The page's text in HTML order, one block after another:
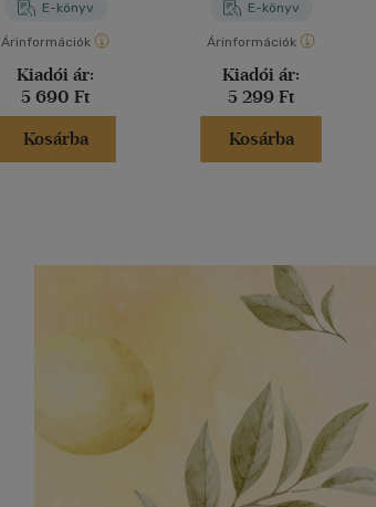
E-könyv
Árinformációk
Kiadói ár:
5 690 Ft
Kosárba
E-könyv
Árinformációk
Kiadói ár:
5 299 Ft
Kosárba